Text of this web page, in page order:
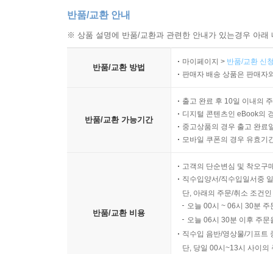
『메시지』의 출간을 독자의 한 사람으로 기다
흥겨움을 줍니다. 고맙습니다. 좋은 책을 만나게
하나님은 인간의 언어를 사용하여 우리의 수준
『메시지』는 누구나 이해할 수 있는 일상의 언
일상을 사는 일과 말씀을 읽고 그 말씀을 일상
도움이 되지 않을까 싶습니다.
한웅재, CCM 아티스트
『메시지』는 유진 피터슨의 35년간의 목회 경험
반품/교환 안내
※ 상품 설명에 반품/교환과 관련한 안내가 있는경우 아
반품/교환 방법
마이페이지 > 반품/교환 신
판매자 배송 상품은 판매자
반품/교환 가능기간
출고 완료 후 10일 이내의
디지털 콘텐츠인 eBook의
중고상품의 경우 출고 완료
모바일 쿠폰의 경우 유효기
반품/교환 비용
고객의 단순변심 및 착오구
직수입양서/직수입일서중
단, 아래의 주문/취소 조건
오늘 00시 ~ 06시 30분
오늘 06시 30분 이후 주
직수입 음반/영상물/기프트
단, 당일 00시~13시 사이의